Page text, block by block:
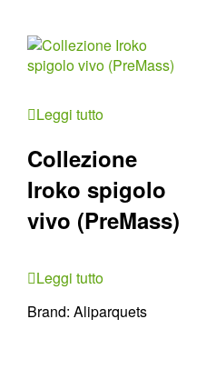
Leggi tutto
Collezione
Iroko spigolo
vivo (PreMass)
Leggi tutto
Brand: Aliparquets